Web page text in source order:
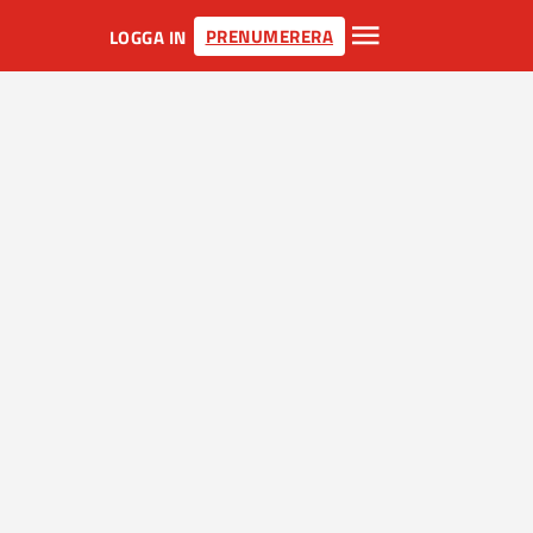
LOGGA IN PRENUMERERA